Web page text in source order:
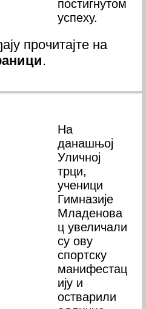
постигнутом
успеху.
прочитајте на
.
На
данашњој
Уличној
трци,
ученици
Гимназије
Младенова
ц увеличали
су ову
спортску
манифестац
ију и
остварили